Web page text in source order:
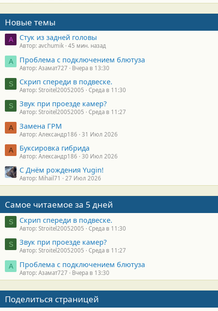
Новые темы
A Стук из задней головы
Автор: avchumik 45 мин. назад
А Проблема с подключением блютуза
Автор: Азамат727 Вчера в 13:30
S Скрип спереди в подвеске.
Автор: Stroitel20052005 Среда в 11:30
S Звук при проезде камер?
Автор: Stroitel20052005 Среда в 11:27
А Замена ГРМ
Автор: Александр186 31 Июл 2026
А Буксировка гибрида
Автор: Александр186 30 Июл 2026
С Днём рождения Yugin!
Автор: Mihail71 27 Июл 2026
Самое читаемое за 5 дней
S Скрип спереди в подвеске.
Автор: Stroitel20052005 Среда в 11:30
S Звук при проезде камер?
Автор: Stroitel20052005 Среда в 11:27
А Проблема с подключением блютуза
Автор: Азамат727 Вчера в 13:30
Поделиться страницей